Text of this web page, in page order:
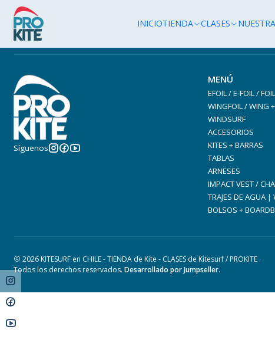
INICIOTIENDA CLASES
Síguenos
MENÚ
EFOIL / E-FOIL /
WINGFOIL / WING
WINDSURF
ACCESORIOS
KITES + BARRAS
TABLAS
ARNESES
IMPACT VEST /
TRAJES DE AGUA |
BOLSOS +
2026 KITESURF en CHILE - TIENDA de Kite - CLASES de Kitesurf / PROKITE .
Todos los derechos reservados.Desarrollado por Jumpseller.